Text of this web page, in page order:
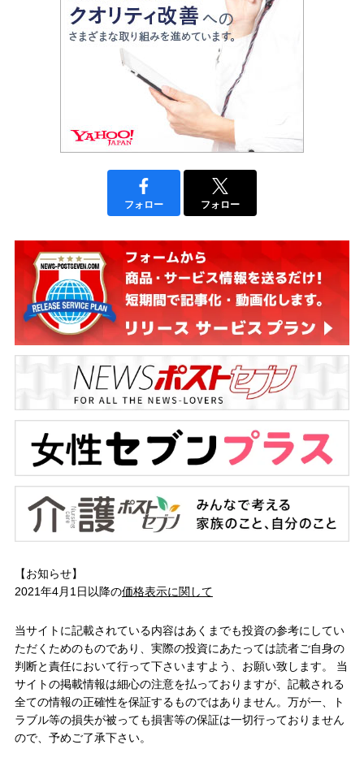
フォロー フォロー
【お知らせ】
2021年4月1日以降の価格表示に関して
当サイトに記載されている内容はあくまでも投資の参考にしてい
ただくためのものであり、実際の投資にあたっては読者ご自身の
判断と責任において行って下さいますよう、お願い致します。 当
サイトの掲載情報は細心の注意を払っておりますが、記載される
全ての情報の正確性を保証するものではありません。万が一、ト
ラブル等の損失が被っても損害等の保証は一切行っておりません
ので、予めご了承下さい。